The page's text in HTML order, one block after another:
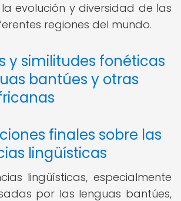
evolución y diversidad de las
regiones del mundo.
y similitudes fonéticas
bantúes y otras
finales sobre las
lingüísticas
lingüísticas, especialmente
por las lenguas bantúes,